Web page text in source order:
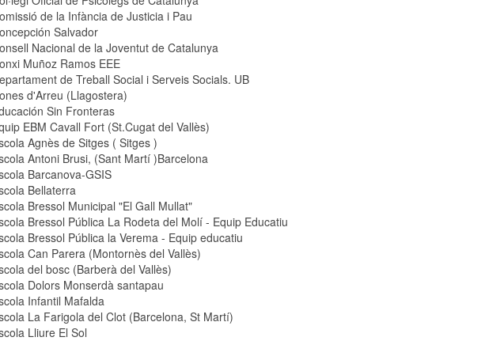
de la Infància de Justicia i Pau
Salvador
Nacional de la Joventut de Catalunya
Muñoz Ramos EEE
de Treball Social i Serveis Socials. UB
d'Arreu (Llagostera)
Sin Fronteras
EBM Cavall Fort (St.Cugat del Vallès)
Agnès de Sitges ( Sitges )
Antoni Brusi, (Sant Martí )Barcelona
Barcanova-GSIS
Bellaterra
Bressol Municipal "El Gall Mullat"
Bressol Pública La Rodeta del Molí - Equip Educatiu
Bressol Pública la Verema - Equip educatiu
Can Parera (Montornès del Vallès)
del bosc (Barberà del Vallès)
Dolors Monserdà santapau
Infantil Mafalda
La Farigola del Clot (Barcelona, St Martí)
Lliure El Sol